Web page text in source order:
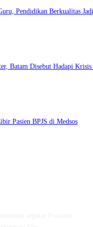
Pendidikan Berkualitas Jadi
Batam Disebut Hadapi
Pasien BPJS di Medsos